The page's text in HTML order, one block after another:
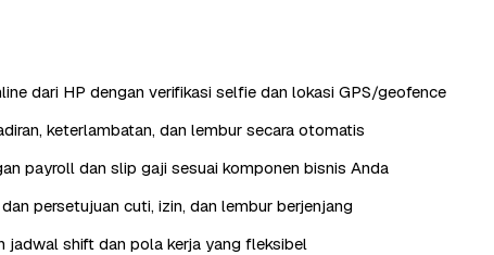
dari HP dengan verifikasi selfie dan lokasi GPS/geofence
keterlambatan, dan lembur secara otomatis
payroll dan slip gaji sesuai komponen bisnis Anda
persetujuan cuti, izin, dan lembur berjenjang
jadwal shift dan pola kerja yang fleksibel